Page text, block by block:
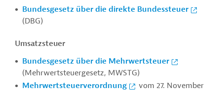
Bundesgesetz über die direkte Bundessteuer
(DBG)
Umsatzsteuer
Bundesgesetz über die Mehrwertsteuer
(Mehrwertsteuergesetz, MWSTG)
Mehrwertsteuerverordnung
vom 27. November